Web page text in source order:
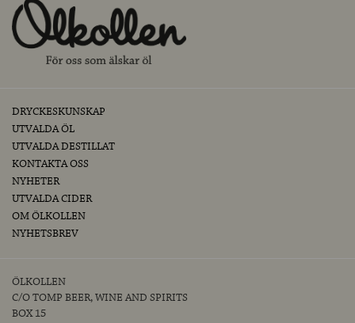
DRYCKESKUNSKAP
UTVALDA ÖL
UTVALDA DESTILLAT
KONTAKTA OSS
NYHETER
UTVALDA CIDER
OM ÖLKOLLEN
NYHETSBREV
ÖLKOLLEN
C/O TOMP BEER, WINE AND SPIRITS
BOX 15